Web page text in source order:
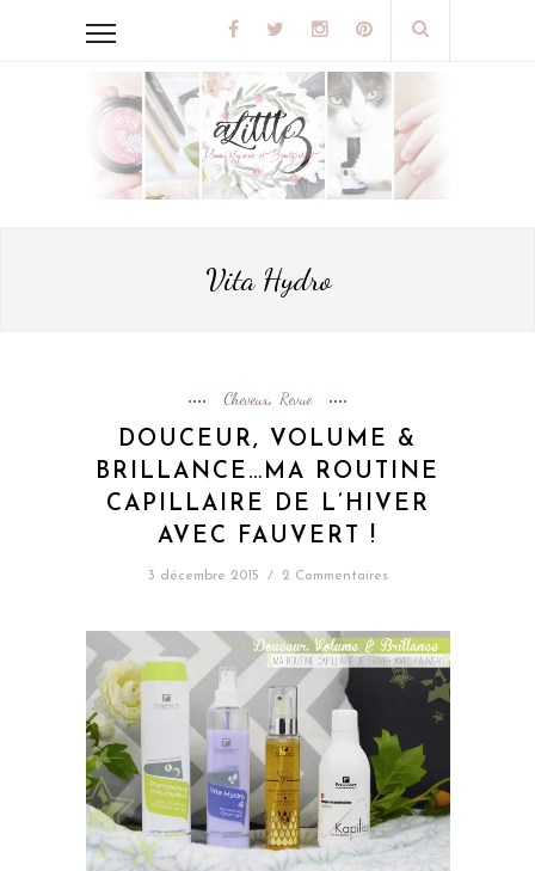
Vita Hydro
Cheveux, Revue
DOUCEUR, VOLUME &
BRILLANCE…MA ROUTINE
CAPILLAIRE DE L’HIVER
AVEC FAUVERT !
3 décembre 2015 / 2 Commentaires